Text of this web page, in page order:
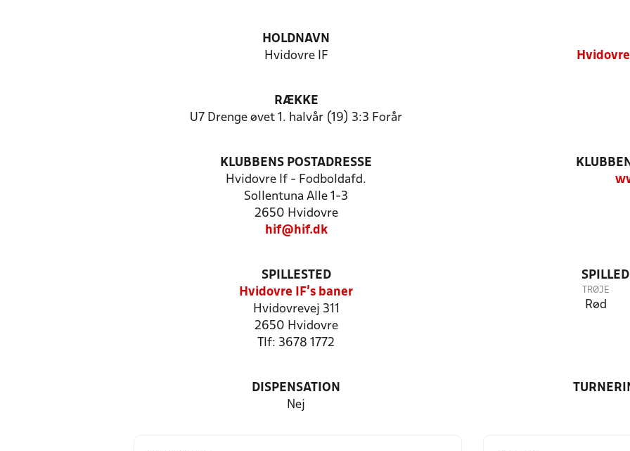
HOLDNAVN
Hvidovre IF
RÆKKE
U7 Drenge øvet 1. halvår (19) 3:3 Forår
KLUBBENS POSTADRESSE
Hvidovre If - Fodboldafd.
Sollentuna Alle 1-3
2650 Hvidovre
hif@hif.dk
SPILLESTED
Hvidovre IF's baner
Hvidovrevej 311
2650 Hvidovre
Tlf: 3678 1772
TRØJE
Rød
DISPENSATION
Nej